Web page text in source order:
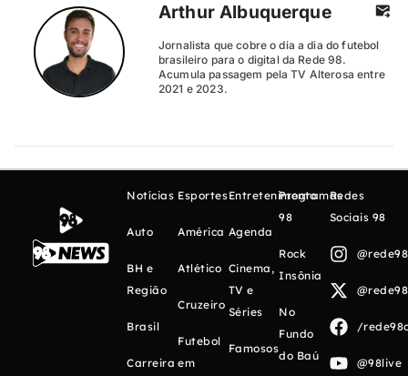
Arthur Albuquerque
Jornalista que cobre o dia a dia do futebol
brasileiro para o digital da Rede 98.
Acumula passagem pela TV Alterosa entre
2021 e 2023.
Notícias
Auto
BH e
Região
Brasil
Carreira
Esportes
América
Atlético
Cruzeiro
Futebol
em
Entretenimento
Agenda
Cinema,
TV e
Séries
Famosos
Programas
98
Rock
Insônia
No
Fundo
do Baú
Redes
Sociais 98
/
@98live